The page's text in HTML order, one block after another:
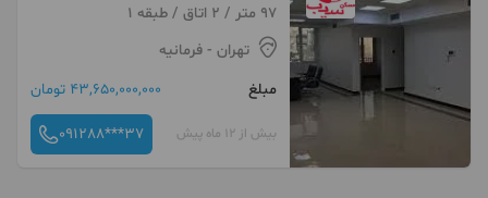
97 متر / 2 اتاق / طبقه 1
تهران - فرمانیه
مبلغ
43,650,000,000 تومان
بیش از 12 ماه پیش 091288***37